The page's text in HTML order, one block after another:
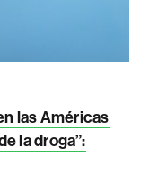
las Américas
la droga”: